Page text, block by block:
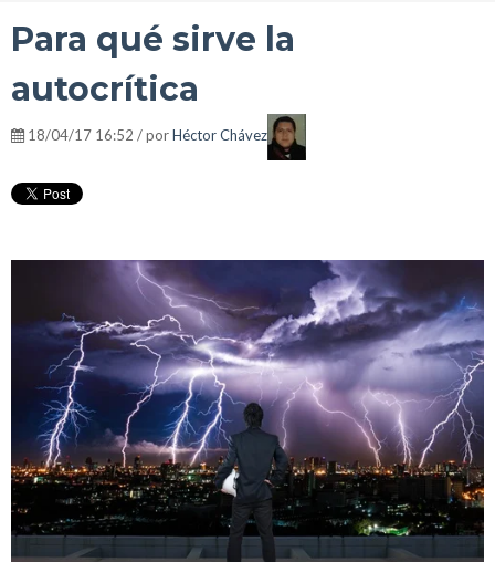
Para qué sirve la
autocrítica
18/04/17 16:52 / porHéctor Chávez